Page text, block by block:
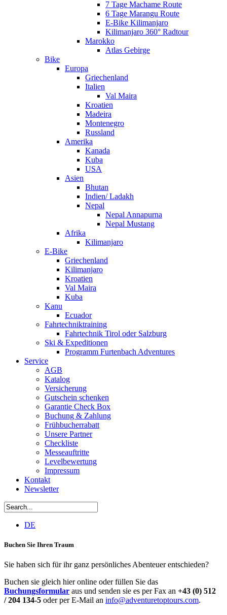
7 Tage Machame Route
6 Tage Marangu Route
E-Bike Kilimanjaro
Kilimanjaro 360° Radtour
Marokko
Atlas Gebirge
Bike
Europa
Griechenland
Italien
Val Maira
Kroatien
Madeira
Montenegro
Russland
Amerika
Kanada
Kuba
USA
Asien
Bhutan
Indien/ Ladakh
Nepal
Nepal Annapurna
Nepal Mustang
Afrika
Kilimanjaro
E-Bike
Griechenland
Kilimanjaro
Kroatien
Val Maira
Kuba
Kanu
Ecuador
Fahrtechniktraining
Fahrtechnik Tirol oder Salzburg
Ski & Expeditionen
Programm Furtenbach Adventures
Service
AGB
Katalog
Versicherung
Gutschein schenken
Garantie Check Box
Buchung & Zahlung
Frühbucherrabatt
Unsere Partner
Checkliste
Messeauftritte
Levelbewertung
Impressum
Kontakt
Newsletter
DE
Buchen Sie Ihren Traum
Sie haben sich für ihr ganz persönliches Abenteuer entschieden?
Buchen sie gleich hier online oder füllen Sie das
Buchungsformular aus und senden sie es per Fax an +43 (0) 512
/ 204 134-5 oder per E-Mail an info@adventuretoptours.com.